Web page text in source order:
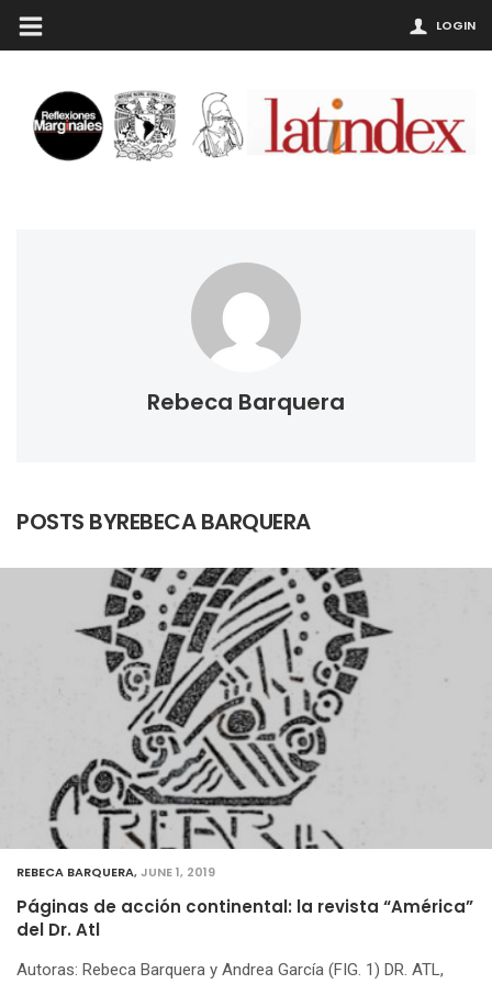
LOGIN
Rebeca Barquera
POSTS BYREBECA BARQUERA
REBECA BARQUERA,JUNE 1, 2019
Páginas de acción continental: la revista “América”
del Dr. Atl
Autoras: Rebeca Barquera y Andrea García (FIG. 1) DR. ATL,